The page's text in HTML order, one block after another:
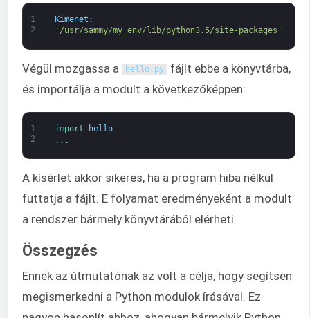
1
2
Kimenet :
'/usr/sammy/my_env/lib/python3.5/site-packages'
Végül mozgassa a hello. py fájlt ebbe a könyvtárba,
és importálja a modult a következőképpen:
1
2
import
hello
. . .
A kísérlet akkor sikeres, ha a program hiba nélkül
futtatja a fájlt. E folyamat eredményeként a modult
a rendszer bármely könyvtárából elérheti.
Összegzés
Ennek az útmutatónak az volt a célja, hogy segítsen
megismerkedni a Python modulok írásával. Ez